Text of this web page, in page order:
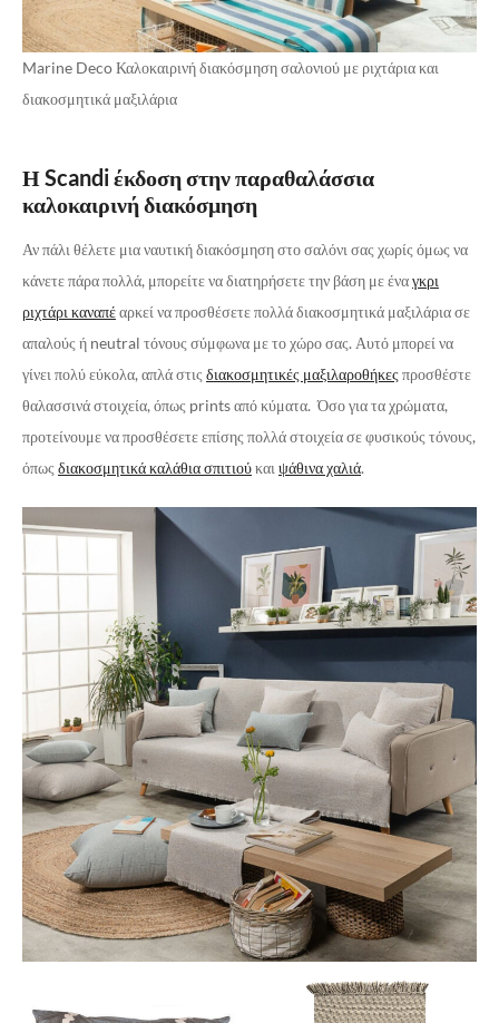
Marine Deco Καλοκαιρινή διακόσμηση σαλονιού με ριχτάρια και
διακοσμητικά μαξιλάρια
Η Scandi έκδοση στην παραθαλάσσια
καλοκαιρινή διακόσμηση
Αν πάλι θέλετε μια ναυτική διακόσμηση στο σαλόνι σας χωρίς όμως να
κάνετε πάρα πολλά, μπορείτε να διατηρήσετε την βάση με έναγκρι
ριχτάρι καναπέαρκεί να προσθέσετε πολλά διακοσμητικά μαξιλάρια σε
απαλούς ή neutral τόνους σύμφωνα με το χώρο σας. Αυτό μπορεί να
γίνει πολύ εύκολα, απλά στις διακοσμητικές μαξιλαροθήκες προσθέστε
θαλασσινά στοιχεία, όπως prints από κύματα. Όσο για τα χρώματα,
προτείνουμε να προσθέσετε επίσης πολλά στοιχεία σε φυσικούς τόνους,
όπως διακοσμητικά καλάθια σπιτιούκαιψάθινα χαλιά.